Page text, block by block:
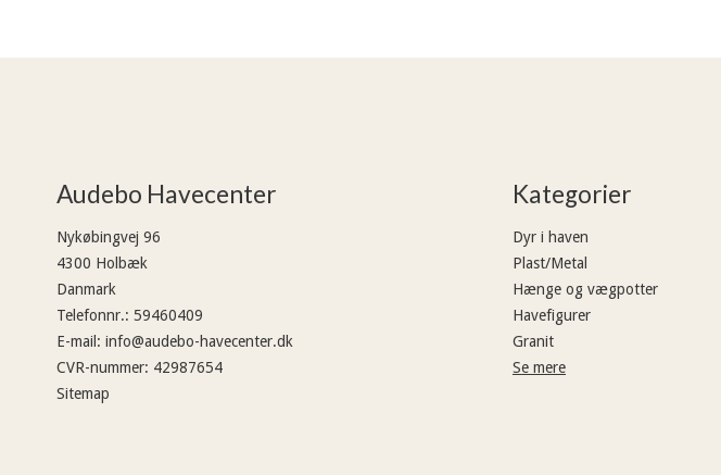
Audebo Havecenter
Nykøbingvej 96
4300 Holbæk
Danmark
Telefonnr.: 59460409
E-mail : info@audebo-havecenter.dk
CVR-nummer: 42987654
Sitemap
Kategorier
Dyr i haven
Plast/Metal
Hænge og vægpotter
Havefigurer
Granit
Se mere